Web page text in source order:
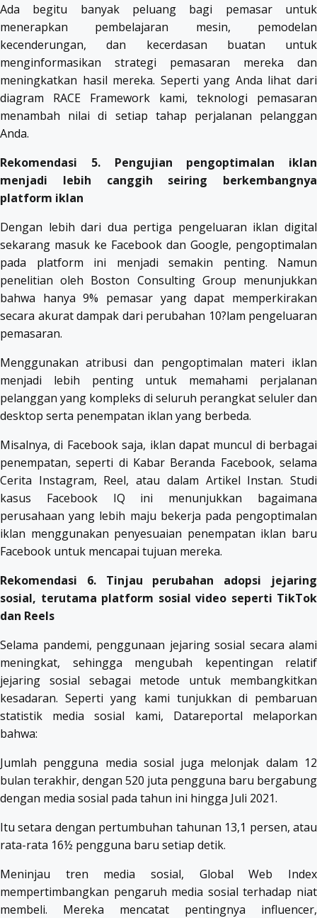
Ada begitu banyak peluang bagi pemasar untuk
menerapkan pembelajaran mesin, pemodelan
kecenderungan, dan kecerdasan buatan untuk
menginformasikan strategi pemasaran mereka dan
meningkatkan hasil mereka. Seperti yang Anda lihat dari
diagram RACE Framework kami, teknologi pemasaran
menambah nilai di setiap tahap perjalanan pelanggan
Anda.
Rekomendasi 5. Pengujian pengoptimalan iklan
menjadi lebih canggih seiring berkembangnya
platform iklan
Dengan lebih dari dua pertiga pengeluaran iklan digital
sekarang masuk ke Facebook dan Google, pengoptimalan
pada platform ini menjadi semakin penting. Namun
penelitian oleh Boston Consulting Group menunjukkan
bahwa hanya 9% pemasar yang dapat memperkirakan
secara akurat dampak dari perubahan 10?lam pengeluaran
pemasaran.
Menggunakan atribusi dan pengoptimalan materi iklan
menjadi lebih penting untuk memahami perjalanan
pelanggan yang kompleks di seluruh perangkat seluler dan
desktop serta penempatan iklan yang berbeda.
Misalnya, di Facebook saja, iklan dapat muncul di berbagai
penempatan, seperti di Kabar Beranda Facebook, selama
Cerita Instagram, Reel, atau dalam Artikel Instan. Studi
kasus Facebook IQ ini menunjukkan bagaimana
perusahaan yang lebih maju bekerja pada pengoptimalan
iklan menggunakan penyesuaian penempatan iklan baru
Facebook untuk mencapai tujuan mereka.
Rekomendasi 6. Tinjau perubahan adopsi jejaring
sosial, terutama platform sosial video seperti TikTok
dan Reels
Selama pandemi, penggunaan jejaring sosial secara alami
meningkat, sehingga mengubah kepentingan relatif
jejaring sosial sebagai metode untuk membangkitkan
kesadaran. Seperti yang kami tunjukkan di pembaruan
statistik media sosial kami, Datareportal melaporkan
bahwa:
Jumlah pengguna media sosial juga melonjak dalam 12
bulan terakhir, dengan 520 juta pengguna baru bergabung
dengan media sosial pada tahun ini hingga Juli 2021.
Itu setara dengan pertumbuhan tahunan 13,1 persen, atau
rata-rata 16½ pengguna baru setiap detik.
Meninjau tren media sosial, Global Web Index
mempertimbangkan pengaruh media sosial terhadap niat
membeli. Mereka mencatat pentingnya influencer,